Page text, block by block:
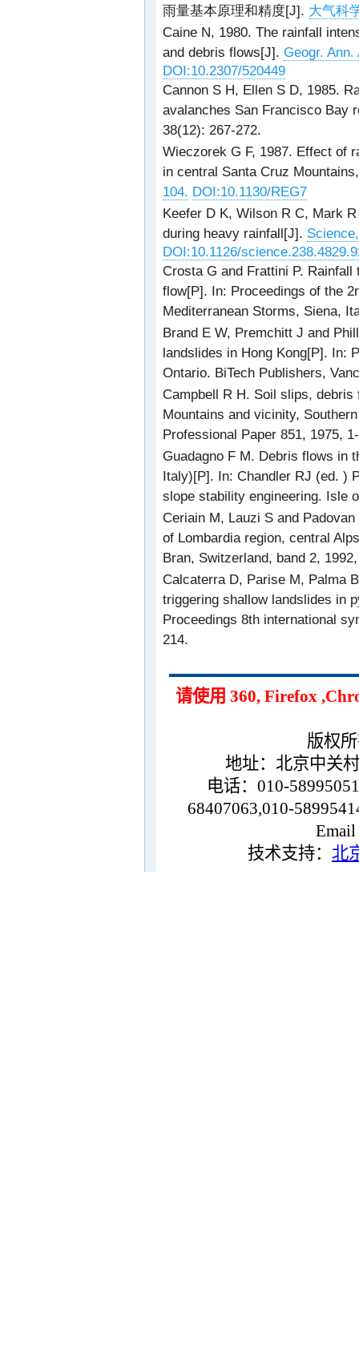
雨量基本原理和精度[J]. 大气科
Caine N, 1980. The rainfall
and debris flows[J]. Geogr.
DOI:10.2307/520449
Cannon S H, Ellen S D, 1985.
avalanches San Francisco Bay
38(12): 267-272.
Wieczorek G F, 1987. Effect of
in central Santa Cruz
104. DOI:10.1130/REG7
Keefer D K, Wilson R C, Mark
during heavy rainfall[J].
DOI:10.1126/
Crosta G and Frattini P.
flow[P]. In: Proceedings of the
Mediterranean Storms, Siena,
Brand E W, Premchitt J and
landslides in Hong Kong[P]. In:
Ontario. BiTech Publishers,
Campbell R H. Soil slips,
Mountains and vicinity,
Professional Paper 851, 1975,
Guadagno F M. Debris flows in
Italy)[P]. In: Chandler RJ (ed. )
slope stability engineering. Isle
Ceriain M, Lauzi S and
of Lombardia region, central
Bran, Switzerland, band 2,
Calcaterra D, Parise M, Palma
triggering shallow landslides in
Proceedings 8th international
214.